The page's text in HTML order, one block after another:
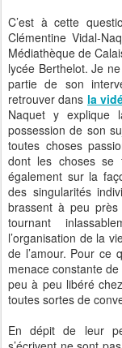
C’est à cette
Clémentine Vidal-
Médiathèque de
lycée Berthelot. Je
partie de son
retrouver dans la
Naquet y explique
possession de son
toutes choses
dont les choses se
également sur la
des singularités
brassent à peu
tournant
l’organisation de la
de l’amour. Pour ce
menace constante
peu à peu libéré
toutes sortes de
En dépit de leur